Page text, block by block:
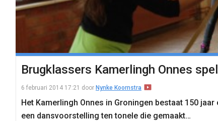
Brugklassers Kamerlingh Onnes
6 februari 2014 17:21 door Nynke Koornstra
Het Kamerlingh Onnes in Groningen bestaat 150
een dansvoorstelling ten tonele die gemaakt…